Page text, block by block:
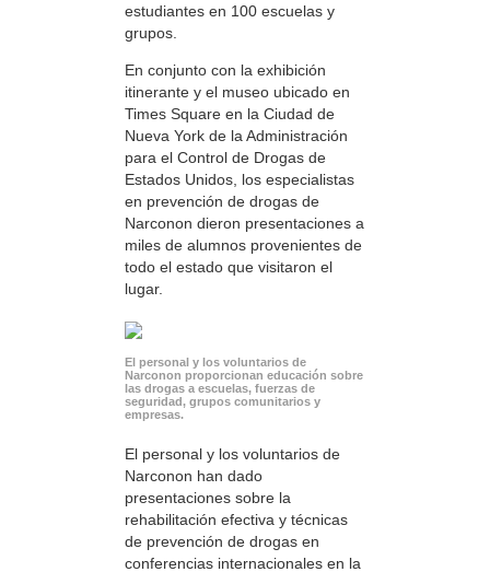
estudiantes en 100 escuelas y
grupos.
En conjunto con la exhibición
itinerante y el museo ubicado en
Times Square en la Ciudad de
Nueva York de la Administración
para el Control de Drogas de
Estados Unidos, los especialistas
en prevención de drogas de
Narconon dieron presentaciones a
miles de alumnos provenientes de
todo el estado que visitaron el
lugar.
El personal y los voluntarios de
Narconon proporcionan educación sobre
las drogas a escuelas, fuerzas de
seguridad, grupos comunitarios y
empresas.
El personal y los voluntarios de
Narconon han dado
presentaciones sobre la
rehabilitación efectiva y técnicas
de prevención de drogas en
conferencias internacionales en la